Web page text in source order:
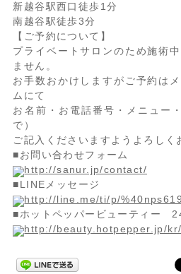
新越谷駅西口徒歩1分
南越谷駅徒歩3分
【ご予約について】
プライベートサロンのため施術
ません。
お手数おかけしますがご予約は
ムにて
お名前・お電話番号・メニュー
で）
ご記入くださいますようよろしく
■お問い合わせフォーム
http://sanur.jp/contact/
■LINEメッセージ
http://line.me/ti/p/
■ホットペッパービューティー
http://beauty.hotpepper.jp/